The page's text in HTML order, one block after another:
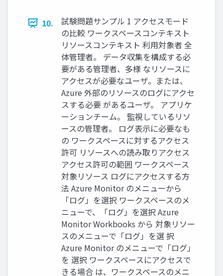
10.
試験問題サンプル 1 アクセスモード
の比較 ワークスペースコンテキスト
リソースコンテキスト 利用対象者 全
体管理者。 データ収集を構成する必
要がある管理者、多様 なリソースに
アクセスが必要なユーザ。または、
Azure 外部のリソースのログにアクセ
スする必要 があるユーザ。 アプリケ
ーションチーム。 監視しているリソ
ースの管理者。 ログ表示に必要なも
の ワークスペースに対するアクセス
許可 リソースへの読み取りアクセス
アクセス許可の範囲 ワークスペース
対象リソース ログにアクセスする方
法 Azure Monitor のメニューから
「ログ」を選択 ワークスペースのメ
ニューで、「ログ」を選択 Azure
Monitor Workbooks から 対象リソー
スのメニューで「ログ」を選 択
Azure Monitor のメニューで「ログ」
を 選択 ワークスペースにアクセスで
きる場合 は、ワークスペースのメニ